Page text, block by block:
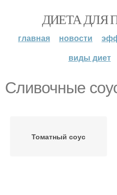
ДИЕТА ДЛЯ
главная новости
виды диет
Сливочные
Томатный соус